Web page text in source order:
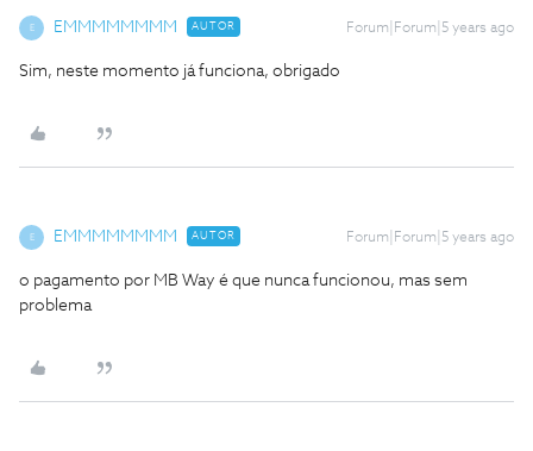
E EMMMMMMMM AUTOR Forum|Forum|5 years ago
Sim, neste momento já funciona, obrigado
E EMMMMMMMM AUTOR Forum|Forum|5 years ago
o pagamento por MB Way é que nunca funcionou, mas sem
problema